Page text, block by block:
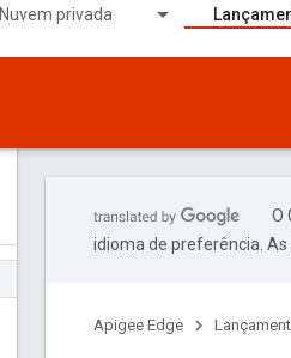
Nuvem privada
O
idioma de preferência.
Apigee Edge